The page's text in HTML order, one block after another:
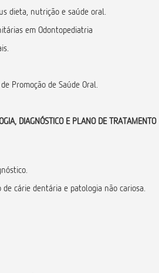
dieta, nutrição e saúde oral.
em Odontopediatria
Promoção de Saúde Oral.
DIAGNÓSTICO E PLANO DE TRATAMENTO
cárie dentária e patologia não cariosa.